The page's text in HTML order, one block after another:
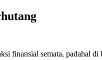
finansial semata, padahal